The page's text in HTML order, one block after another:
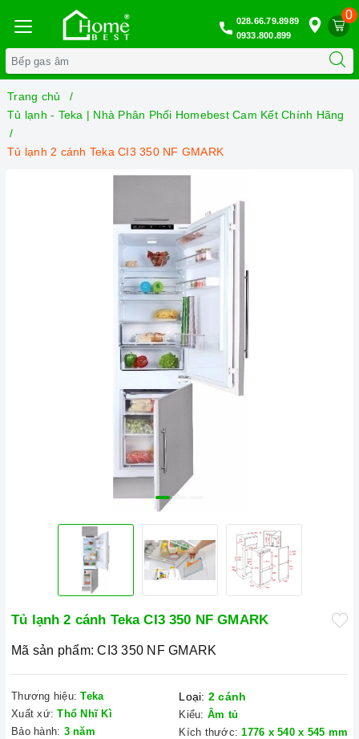
0
028.66.79.8989
0933.800.899
Trang chủ
Tủ lạnh - Teka | Nhà Phân Phối Homebest Cam Kết Chính Hãng
Tủ lạnh 2 cánh Teka CI3 350 NF GMARK
Tủ lạnh 2 cánh Teka CI3 350 NF GMARK
Mã sản phẩm: CI3 350 NF GMARK
Thương hiệu: Teka
Xuất xứ: Thổ Nhĩ Kì
Bảo hành: 3 năm
Loại: 2 cánh
Kiểu: Âm tủ
Kích thước: 1776 x 540 x 545 mm